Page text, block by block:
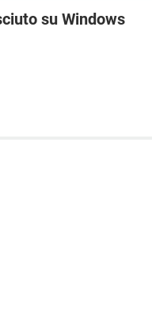
su Windows